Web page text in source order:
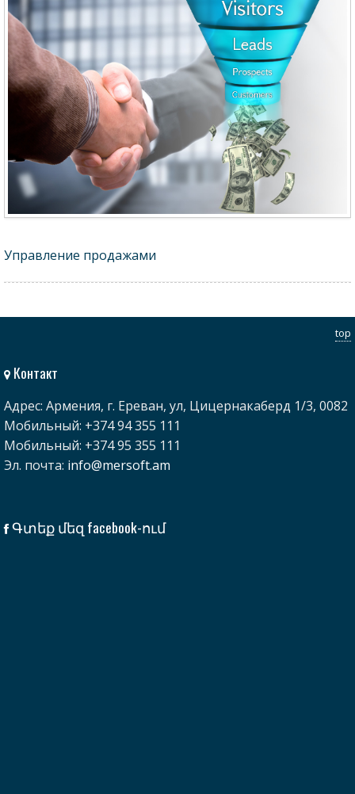
Управление продажами
top
Контакт
Адрес: Армения, г. Ереван, ул, Цицернакаберд 1/3, 0082
Мобильный: +374 94 355 111
Мобильный: +374 95 355 111
Эл. почта: info@mersoft.am
Գտեք մեզ facebook-ում